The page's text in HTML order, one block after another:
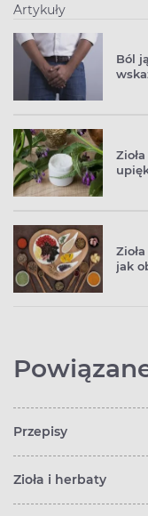
Artykuły
Ból
jak
Przepisy
Zioła i herbaty